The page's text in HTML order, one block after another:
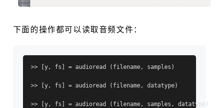
下面的操作都可以读取音频文件：
>> [y, fs] = audioread (filename, samples)
>> [y, fs] = audioread (filename, datatype)